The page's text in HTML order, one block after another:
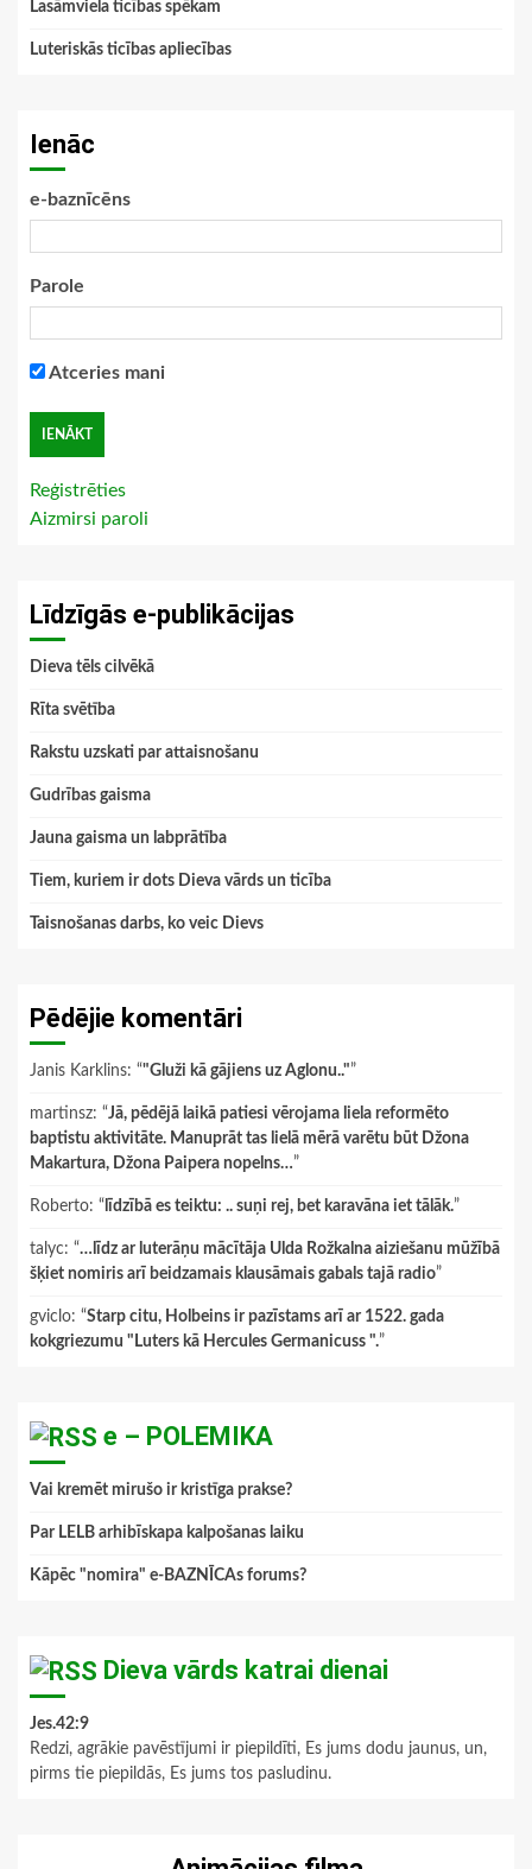
Lasāmviela ticības spēkam
Luteriskās ticības apliecības
Ienāc
e-baznīcēns
Parole
Atceries mani
Reģistrēties
Aizmirsi paroli
Līdzīgās e-publikācijas
Dieva tēls cilvēkā
Rīta svētība
Rakstu uzskati par attaisnošanu
Gudrības gaisma
Jauna gaisma un labprātība
Tiem, kuriem ir dots Dieva vārds un ticība
Taisnošanas darbs, ko veic Dievs
Pēdējie komentāri
Janis Karklins: “"Gluži kā gājiens uz Aglonu.."”
martinsz: “Jā, pēdējā laikā patiesi vērojama liela reformēto
baptistu aktivitāte. Manuprāt tas lielā mērā varētu būt Džona
Makartura, Džona Paipera nopelns…”
Roberto: “ līdzībā es teiktu: .. suņi rej, bet karavāna iet tālāk.”
talyc: “…līdz ar luterāņu mācītāja Ulda Rožkalna aiziešanu mūžībā
šķiet nomiris arī beidzamais klausāmais gabals tajā radio”
gviclo: “Starp citu, Holbeins ir pazīstams arī ar 1522. gada
kokgriezumu "Luters kā Hercules Germanicuss ".”
e – POLEMIKA
Vai kremēt mirušo ir kristīga prakse?
Par LELB arhibīskapa kalpošanas laiku
Kāpēc "nomira" e-BAZNĪCAs forums?
Dieva vārds katrai dienai
Jes.42:9
Redzi, agrākie pavēstījumi ir piepildīti, Es jums dodu jaunus, un,
pirms tie piepildās, Es jums tos pasludinu.